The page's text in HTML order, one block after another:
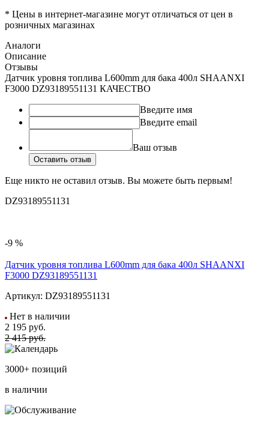
* Цены в интернет-магазине могут отличаться от цен в
розничных магазинах
Аналоги
Описание
Отзывы
Датчик уровня топлива L600mm для бака 400л SHAANXI
F3000 DZ93189551131 КАЧЕСТВО
Введите имя
Введите email
Ваш отзыв
Оставить отзыв
Еще никто не оставил отзыв. Вы можете быть первым!
DZ93189551131
-9 %
Датчик уровня топлива L600mm для бака 400л SHAANXI
F3000 DZ93189551131
Артикул: DZ93189551131
Нет в наличии
2 195 руб.
2 415 руб.
3000+ позиций
в наличии